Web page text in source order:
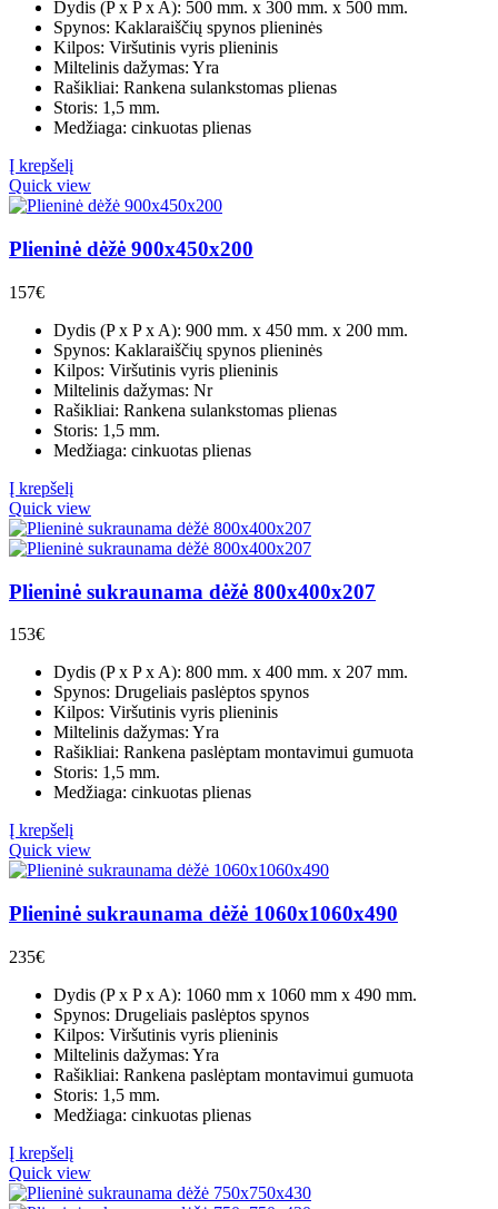
Dydis (P x P x A): 500 mm. x 300 mm. x 500 mm.
Spynos: Kaklaraiščių spynos plieninės
Kilpos: Viršutinis vyris plieninis
Miltelinis dažymas: Yra
Rašikliai: Rankena sulankstomas plienas
Storis: 1,5 mm.
Medžiaga: cinkuotas plienas
Į krepšelį
Quick view
Plieninė dėžė 900x450x200
157€
Dydis (P x P x A): 900 mm. x 450 mm. x 200 mm.
Spynos: Kaklaraiščių spynos plieninės
Kilpos: Viršutinis vyris plieninis
Miltelinis dažymas: Nr
Rašikliai: Rankena sulankstomas plienas
Storis: 1,5 mm.
Medžiaga: cinkuotas plienas
Į krepšelį
Quick view
Plieninė sukraunama dėžė 800x400x207
153€
Dydis (P x P x A): 800 mm. x 400 mm. x 207 mm.
Spynos: Drugeliais paslėptos spynos
Kilpos: Viršutinis vyris plieninis
Miltelinis dažymas: Yra
Rašikliai: Rankena paslėptam montavimui gumuota
Storis: 1,5 mm.
Medžiaga: cinkuotas plienas
Į krepšelį
Quick view
Plieninė sukraunama dėžė 1060x1060x490
235€
Dydis (P x P x A): 1060 mm x 1060 mm x 490 mm.
Spynos: Drugeliais paslėptos spynos
Kilpos: Viršutinis vyris plieninis
Miltelinis dažymas: Yra
Rašikliai: Rankena paslėptam montavimui gumuota
Storis: 1,5 mm.
Medžiaga: cinkuotas plienas
Į krepšelį
Quick view